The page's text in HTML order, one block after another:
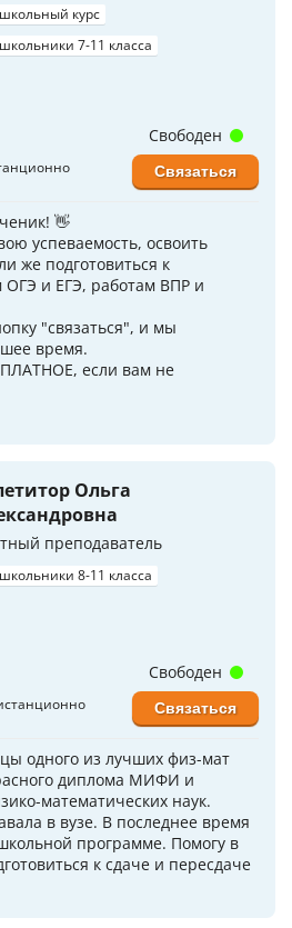
школьный курс
школьники 7-11 класса
👋
успеваемость, освоить
же подготовиться к
и ЕГЭ, работам ВПР и
"связаться", и мы
время.
если вам не
Свободен
Связаться
Ольга
преподаватель
школьники 8-11 класса
одного из лучших физ-мат
диплома МИФИ и
математических наук.
в вузе. В последнее время
программе. Помогу в
к сдаче и пересдаче
Свободен
Связаться